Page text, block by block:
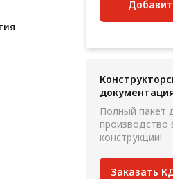
Полный пакет
производство
конструкции!
Заказать